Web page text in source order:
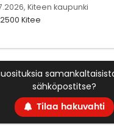
Kiteen kaupunki
Kitee
sähköpostitse?
Tilaa hakuvahti